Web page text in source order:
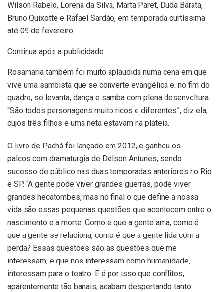
Wilson Rabelo, Lorena da Silva, Marta Paret, Duda Barata,
Bruno Quixotte e Rafael Sardão, em temporada curtíssima
até 09 de fevereiro.
Continua após a publicidade
Rosamaria também foi muito aplaudida numa cena em que
vive uma sambista que se converte evangélica e, no fim do
quadro, se levanta, dança e samba com plena desenvoltura.
“São todos personagens muito ricos e diferentes”, diz ela,
cujos três filhos e uma neta estavam na plateia.
O livro de Pachá foi lançado em 2012, e ganhou os
palcos com dramaturgia de Delson Antunes, sendo
sucesso de público nas duas temporadas anteriores no Rio
e SP. “A gente pode viver grandes guerras, pode viver
grandes hecatombes, mas no final o que define a nossa
vida são essas pequenas questões que acontecem entre o
nascimento e a morte. Como é que a gente ama, como é
que a gente se relaciona, como é que a gente lida com a
perda? Essas questões são as questões que me
interessam, e que nos interessam como humanidade,
interessam para o teatro. E é por isso que conflitos,
aparentemente tão banais, acabam despertando tanto